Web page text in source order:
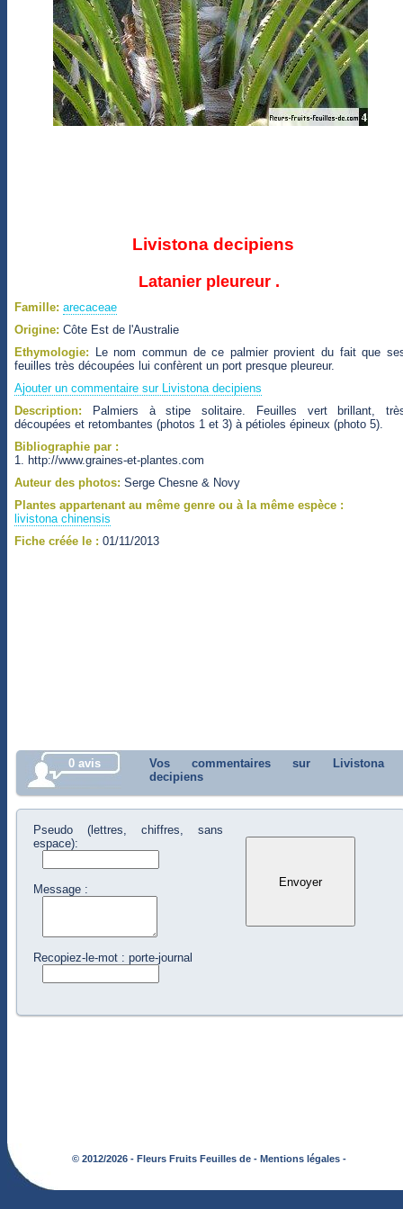
Livistona decipiens
Latanier pleureur .
Famille: arecaceae
Origine: Côte Est de l'Australie
Ethymologie: Le nom commun de ce palmier provient du fait que
feuilles très découpées lui confèrent un port presque pleureur.
Ajouter un commentaire sur Livistona decipiens
Description: Palmiers à stipe solitaire. Feuilles vert brillant,
découpées et retombantes (photos 1 et 3) à pétioles épineux (photo 5).
Bibliographie par :
1. http://www.graines-et-plantes.com
Auteur des photos: Serge Chesne & Novy
Plantes appartenant au même genre ou à la même espèce :
livistona chinensis
Fiche créée le : 01/11/2013
0 avis
Vos commentaires sur Livistona
decipiens
Pseudo (lettres, chiffres, sans
espace):
Message :
Recopiez-le-mot : porte-journal
© 2012/2026 - Fleurs Fruits Feuilles de - Mentions légales -